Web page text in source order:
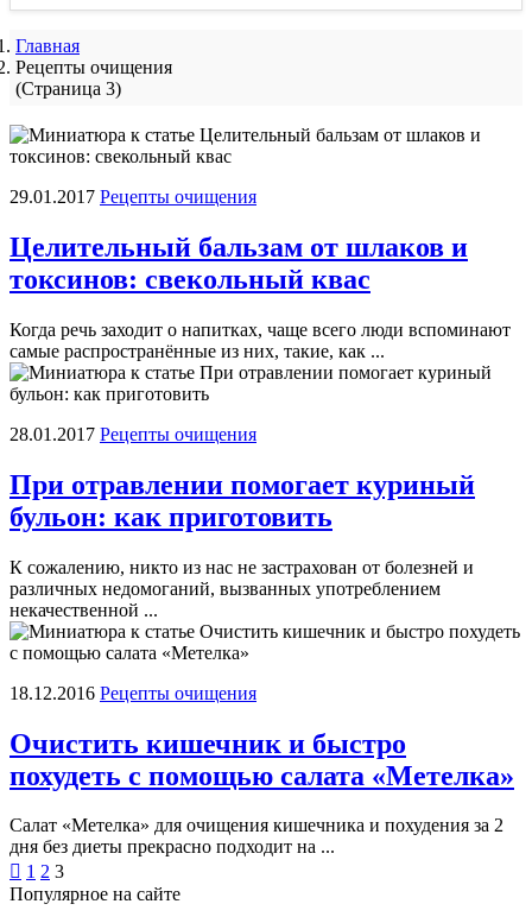
Главная
Рецепты очищения
(Страница 3)
29.01.2017 Рецепты очищения
Целительный бальзам от шлаков и
токсинов: свекольный квас
Когда речь заходит о напитках, чаще всего люди вспоминают
самые распространённые из них, такие, как ...
28.01.2017 Рецепты очищения
При отравлении помогает куриный
бульон: как приготовить
К сожалению, никто из нас не застрахован от болезней и
различных недомоганий, вызванных употреблением
некачественной ...
18.12.2016 Рецепты очищения
Очистить кишечник и быстро
похудеть с помощью салата «Метелка»
Салат «Метелка» для очищения кишечника и похудения за 2
дня без диеты прекрасно подходит на ...
Пагинация
записей
 1 2 3
Популярное на сайте